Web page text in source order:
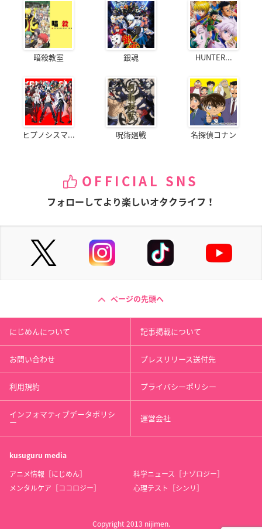
暗殺教室 銀魂 HUNTER...
ヒプノシスマ... 呪術廻戦 名探偵コナン
OFFICIAL SNS
フォローしてより楽しいオタクライフ！
ページの先頭へ
にじめんについて 記事掲載について
お問い合わせ プレスリリース送付先
利用規約 プライバシーポリシー
インフォマティブデータポリシ
ー 運営会社
kusuguru media
アニメ情報［にじめん］
科学ニュース［ナゾロジー］
メンタルケア［ココロジー］
心理テスト［シンリ］
Copyright 2013 nijimen.